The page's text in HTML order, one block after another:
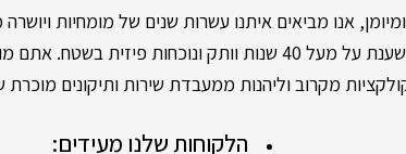
אנו מביאים איתנו עשרות שנים של מומחיות
בשטח. אתם מוזמנים להגיע לסניפים שלנו,
מקרוב וליהנות ממעבדת שירות ותיקונים
הלקוחות שלנו מעידים: